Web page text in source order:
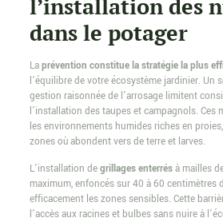
l’installation des
dans le potager
Laprévention constitue la stratégie la plus
l’équilibre de votre écosystème jardinier. Un
gestion raisonnée de l’arrosage limitent
l’installation des taupes et campagnols. Ces
les environnements humides riches en
zones où abondent vers de terre et larves.
L’installation degrillages enterrésà mailles
maximum, enfoncés sur 40 à 60 centimètres
efficacement les zones sensibles. Cette
l’accès aux racines et bulbes sans nuire à